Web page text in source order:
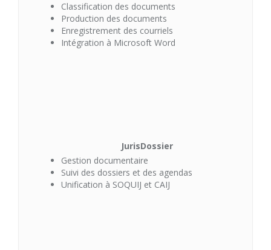
Classification des documents
Production des documents
Enregistrement des courriels
Intégration à Microsoft Word
JurisDossier
Gestion documentaire
Suivi des dossiers et des agendas
Unification à SOQUIJ et CAIJ